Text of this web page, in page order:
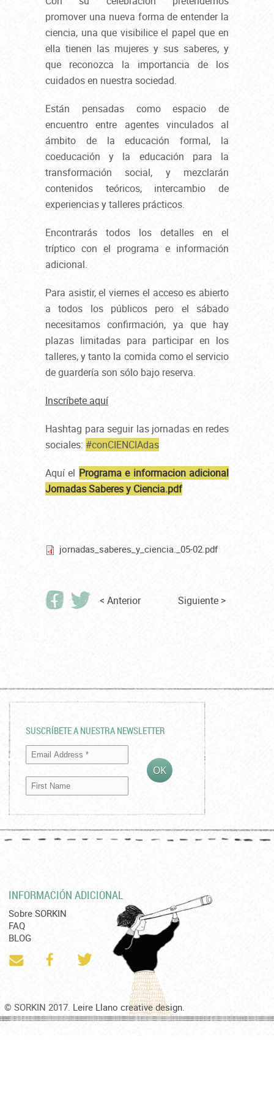
promover una nueva forma de entender la
ciencia, una que visibilice el papel que en
ella tienen las mujeres y sus saberes, y
que reconozca la importancia de los
cuidados en nuestra sociedad.
Están pensadas como espacio de
encuentro entre agentes vinculados al
ámbito de la educación formal, la
coeducación y la educación para la
transformación social, y mezclarán
contenidos teóricos, intercambio de
experiencias y talleres prácticos.
Encontrarás todos los detalles en el
tríptico con el programa e información
adicional.
Para asistir, el viernes el acceso es abierto
a todos los públicos pero el sábado
necesitamos confirmación, ya que hay
plazas limitadas para participar en los
talleres, y tanto la comida como el servicio
de guardería son sólo bajo reserva.
Inscríbete aquí
Hashtag para seguir las jornadas en redes
sociales: #conCIENCIAdas
Aquí el Programa e informacion adicional
Jornadas Saberes y Ciencia.pdf
jornadas_saberes_y_ciencia._05-02.pdf
< Anterior Siguiente >
SUSCRÍBETE A NUESTRA NEWSLETTER
INFORMACIÓN ADICIONAL
Sobre SORKIN
FAQ
BLOG
© SORKIN 2017. Leire Llano creative design.